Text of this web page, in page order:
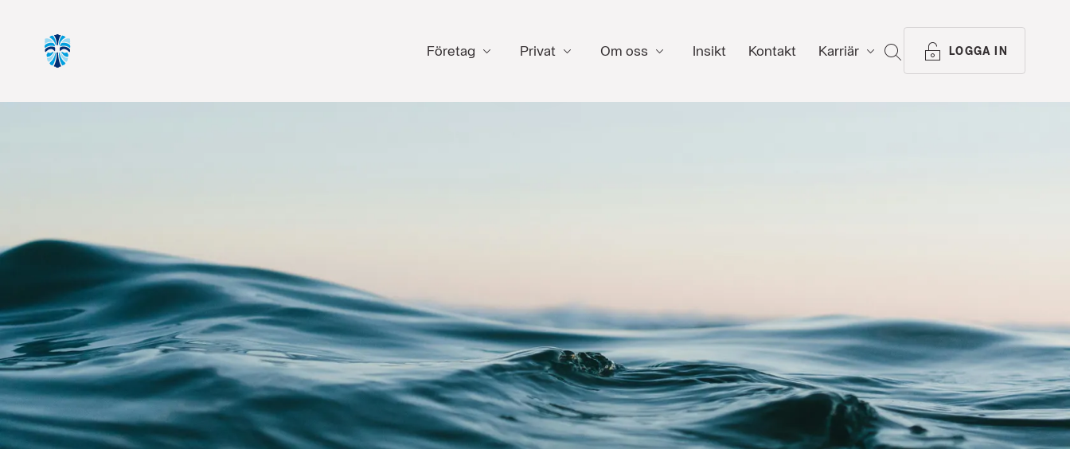
Företag Privat Om oss Insikt Kontakt Karriär SÖK LOGGA IN